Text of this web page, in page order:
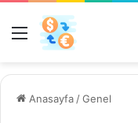
Menü
Anasayfa /Genel